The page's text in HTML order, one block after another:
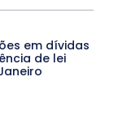
em dívidas
de lei